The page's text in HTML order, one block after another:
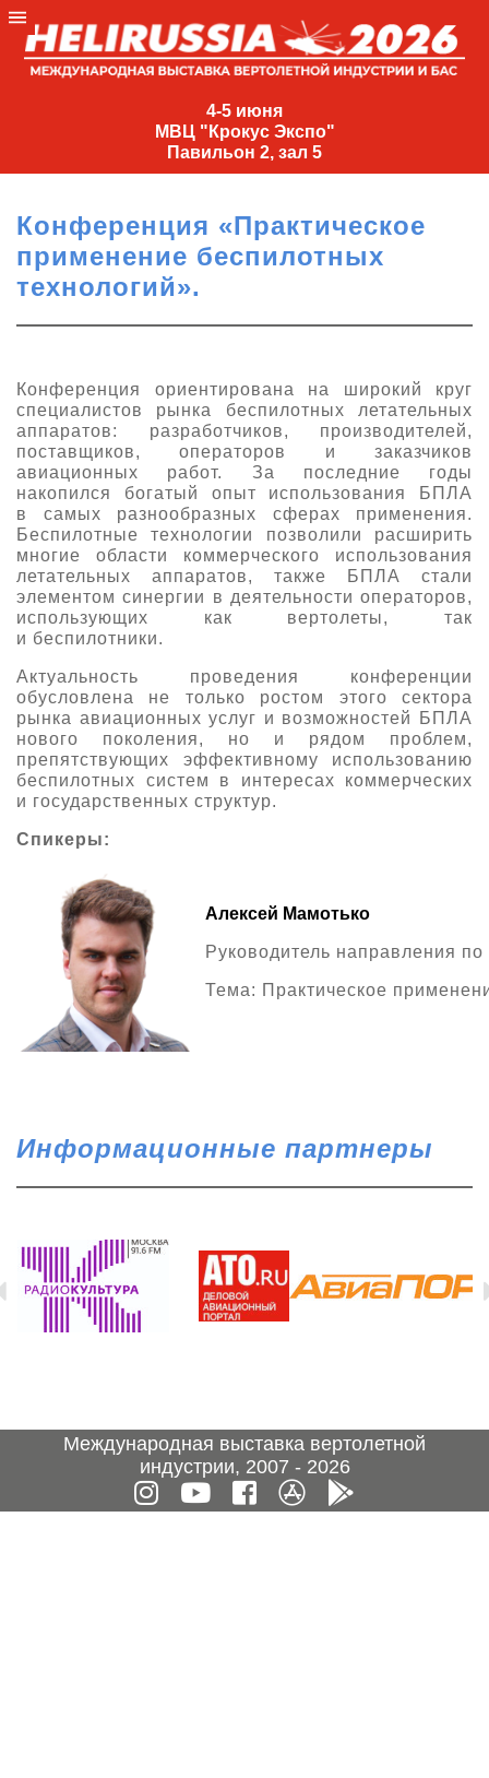
4-5 июня
МВЦ "Крокус Экспо"
Павильон 2, зал 5
4-
МВЦ
Экспо"
Павильон
2,
зал
+7
(495)
477-
33-81
О выставке
Партнеры выставки
Крокус Экспо
Даты будущих выставок
Документы
Контакты
Для участников
Заявка на участие
Заочное участие
Прилет на выставку
Основные требования МВЦ «Крокус Экспо»
Для посетителей
Место проведения HeliRussia
Схема проезда
Правила доступа и пребывания Крокус Экспо
Для СМИ
Аккредитация прессы
Условия инфопартнёрства
Положение об аккредитации
Публикации о выставке
Пресс-релизы
Архив
Конференция «Практическое
применение беспилотных
технологий».
Конференция ориентирована на широкий круг
специалистов рынка беспилотных летательных
аппаратов: разработчиков, производителей,
поставщиков, операторов и заказчиков
авиационных работ. За последние годы
накопился богатый опыт использования БПЛА
в самых разнообразных сферах применения.
Беспилотные технологии позволили расширить
многие области коммерческого использования
летательных аппаратов, также БПЛА стали
элементом синергии в деятельности операторов,
использующих как вертолеты, так
и беспилотники.
Актуальность проведения конференции
обусловлена не только ростом этого сектора
рынка авиационных услуг и возможностей БПЛА
нового поколения, но и рядом проблем,
препятствующих эффективному использованию
беспилотных систем в интересах коммерческих
и государственных структур.
Спикеры:
Алексей Мамотько
Руководитель направления
Тема: Практическое
Информационные партнеры
Международная выставка вертолетной
индустрии, 2007 - 2026